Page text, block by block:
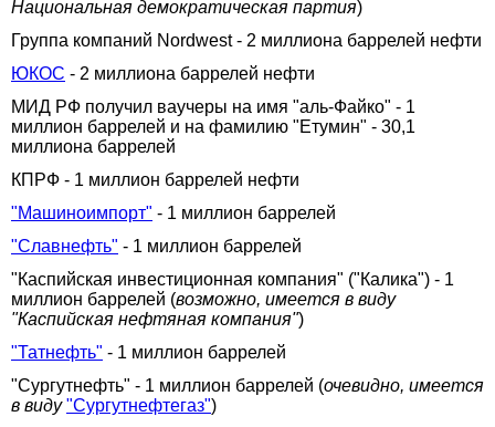
Национальная демократическая партия)
Группа компаний Nordwest - 2 миллиона баррелей нефти
ЮКОС - 2 миллиона баррелей нефти
МИД РФ получил ваучеры на имя "aль-Файко" - 1
миллион баррелей и на фамилию "Етумин" - 30,1
миллиона баррелей
КПРФ - 1 миллион баррелей нефти
"Машиноимпорт" - 1 миллион баррелей
"Славнефть" - 1 миллион баррелей
"Каспийская инвестиционная компания" ("Калика") - 1
миллион баррелей (возможно, имеется в виду
"Каспийская нефтяная компания")
"Татнефть" - 1 миллион баррелей
"Сургутнефть" - 1 миллион баррелей (очевидно, имеется
в виду "Сургутнефтегаз")